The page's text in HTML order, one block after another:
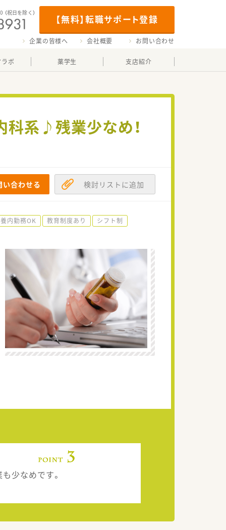
【無料】転職サポート登録
（祝日を除く）
企業の皆様へ 会社概要 お問い合わせ
ボ 薬学生 支店紹介
科系♪残業少なめ！
い合わせる 検討リストに追加
内勤務OK 教育制度あり
シフト制
少なめです。